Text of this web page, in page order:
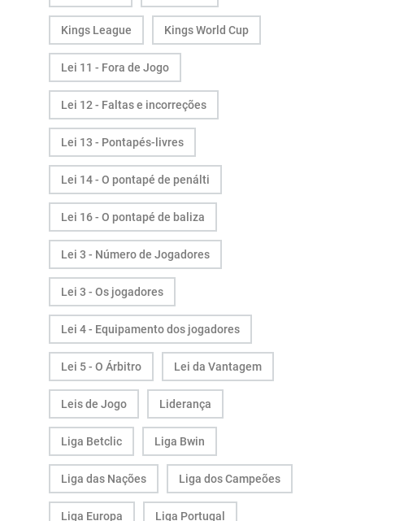
Kings League Kings World Cup
Lei 11 - Fora de Jogo
Lei 12 - Faltas e incorreções
Lei 13 - Pontapés-livres
Lei 14 - O pontapé de penálti
Lei 16 - O pontapé de baliza
Lei 3 - Número de Jogadores
Lei 3 - Os jogadores
Lei 4 - Equipamento dos jogadores
Lei 5 - O Árbitro Lei da Vantagem
Leis de Jogo Liderança
Liga Betclic Liga Bwin
Liga das Nações Liga dos Campeões
Liga Europa Liga Portugal